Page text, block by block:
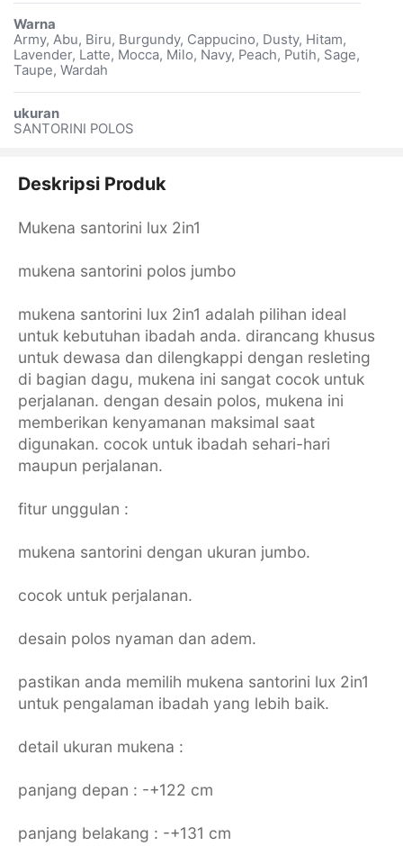
Warna
Army, Abu, Biru, Burgundy, Cappucino, Dusty, Hitam,
Lavender, Latte, Mocca, Milo, Navy, Peach, Putih, Sage,
Taupe, Wardah
ukuran
SANTORINI POLOS
Deskripsi Produk
Mukena santorini lux 2in1
mukena santorini polos jumbo
mukena santorini lux 2in1 adalah pilihan ideal
untuk kebutuhan ibadah anda. dirancang khusus
untuk dewasa dan dilengkappi dengan resleting
di bagian dagu, mukena ini sangat cocok untuk
perjalanan. dengan desain polos, mukena ini
memberikan kenyamanan maksimal saat
digunakan. cocok untuk ibadah sehari-hari
maupun perjalanan.
fitur unggulan :
mukena santorini dengan ukuran jumbo.
cocok untuk perjalanan.
desain polos nyaman dan adem.
pastikan anda memilih mukena santorini lux 2in1
untuk pengalaman ibadah yang lebih baik.
detail ukuran mukena :
panjang depan : -+122 cm
panjang belakang : -+131 cm